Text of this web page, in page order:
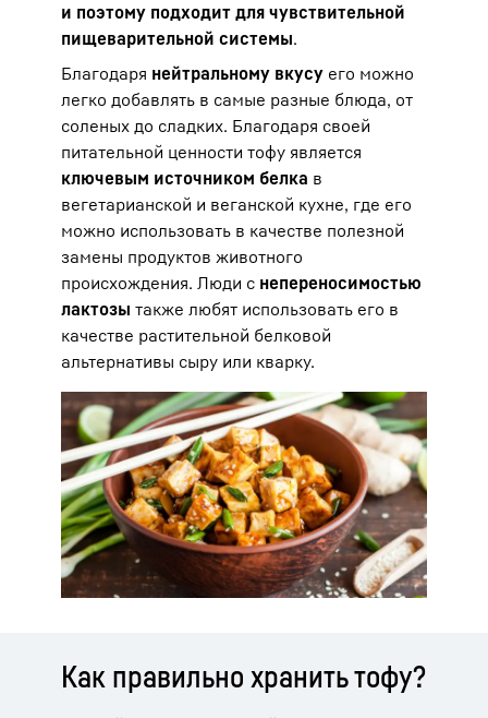
и поэтому подходит для чувствительной
пищеварительной системы.
Благодаря нейтральному вкусу его можно
легко добавлять в самые разные блюда, от
соленых до сладких. Благодаря своей
питательной ценности тофу является
ключевым источником белка в
вегетарианской и веганской кухне, где его
можно использовать в качестве полезной
замены продуктов животного
происхождения. Люди с непереносимостью
лактозы также любят использовать его в
качестве растительной белковой
альтернативы сыру или кварку.
Как правильно хранить тофу?